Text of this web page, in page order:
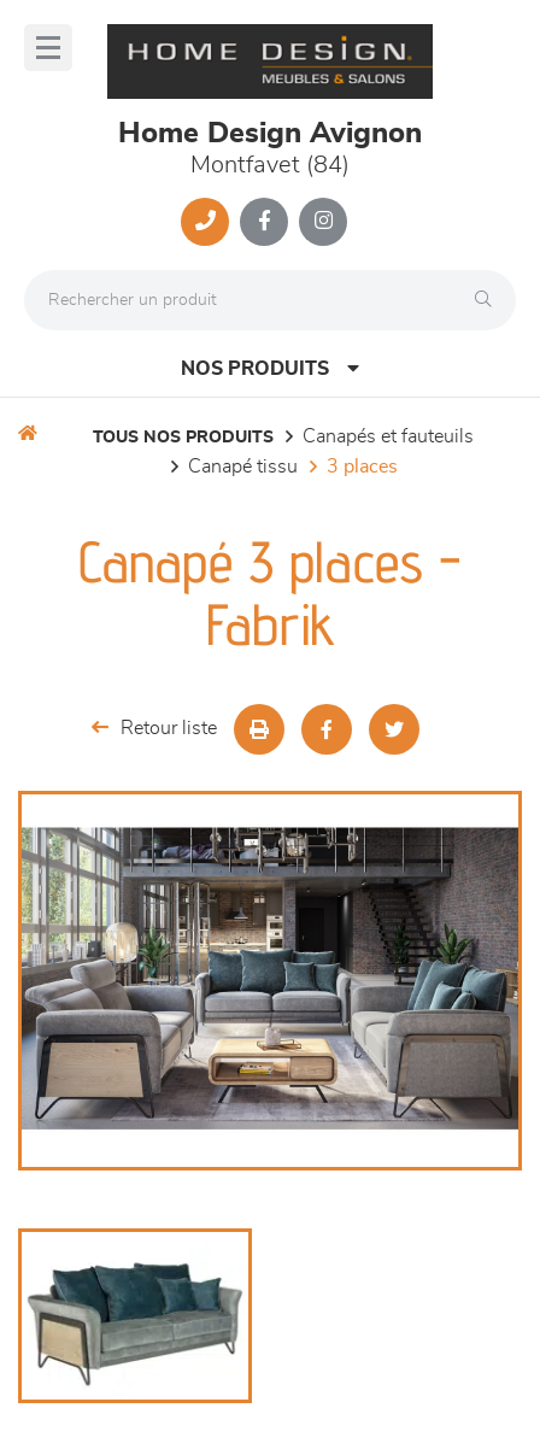
Home Design Avignon
Montfavet (84)
NOS PRODUITS
séjours
meubles de complément
TOUS NOS PRODUITS
canapés et fauteuils
canapé tissu
3 places
Canapé 3 places -
Fabrik
Retour liste